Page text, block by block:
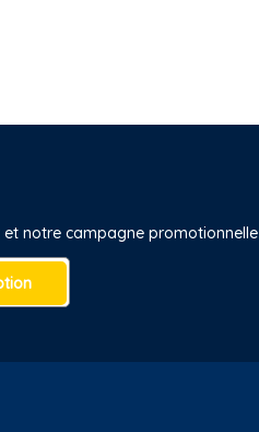
notre campagne promotionnelle